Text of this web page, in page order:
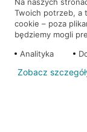
WEŹ
Twoich potrzeb, a
cookie – poza
będziemy mogli
Analityka
Zobacz